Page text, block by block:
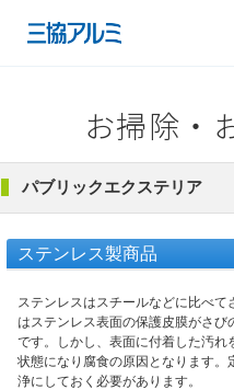
お掃除・
パブリックエクステリア
ステンレス製商品
ステンレスはスチールなどに比べ
はステンレス表面の保護皮膜がさび
です。しかし、表面に付着した汚
状態になり腐食の原因となります
浄にしておく必要があります。